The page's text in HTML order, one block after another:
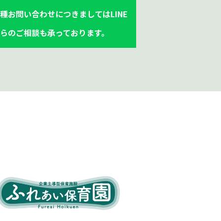
お問い合わせにつきましてはLINE
のご相談も承っております。